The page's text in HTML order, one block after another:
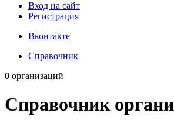
Вход на сайт
Регистрация
Вконтакте
Справочник
0 организаций
Справочник